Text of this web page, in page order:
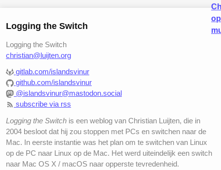
Logging the Switch
Logging the Switch
christian@luijten.org
gitlab.com/islandsvinur
github.com/islandsvinur
@islandsvinur@mastodon.social
subscribe via rss
Logging the Switch is een weblog van Christian Luijten, die in
2004 besloot dat hij zou stoppen met PCs en switchen naar de
Mac. In eerste instantie was het plan om te switchen van Linux
op de PC naar Linux op de Mac. Het werd uiteindelijk een switch
naar Mac OS X / macOS naar opperste tevredenheid.